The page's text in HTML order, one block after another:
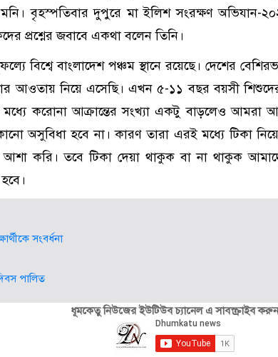
মনি। বৃহস্পতিবার দুপুরে মা ইলিশ সংরক্ষণ অভিযান-
প্রশ্নের জবাবে একথা বলেন তিনি।
বিশ্বে বাংলাদেশ পঞ্চম স্থানে রয়েছে। দেশের
আওতায় নিয়ে এসেছি। এখন ৫-১১ বছর বয়সী
করোনা আক্রান্তের সংখ্যা একটু বাড়লেও আমরা
কোনো অসুবিধা হবে না। কারণ তারা এরই মধ্যে টিকা
করি। তবে টিকা দেয়া থাকুক বা না থাকুক
সংবর্ধনা
পালিত
ধূমকেতু নিউজের ইউটিউব চ্যানেল এ সাবস্ক্রাইব করুন